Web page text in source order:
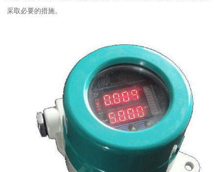
采取必要的措施。